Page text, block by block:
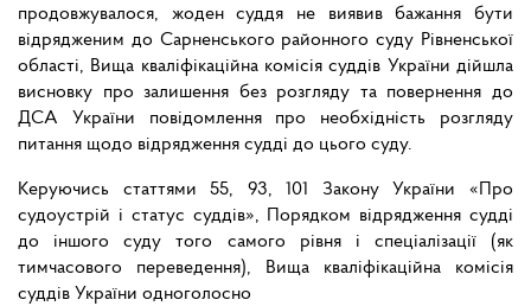
продовжувалося, жоден суддя не виявив бажання бути
відрядженим до Сарненського районного суду Рівненської
області, Вища кваліфікаційна комісія суддів України дійшла
висновку про залишення без розгляду та повернення до
ДСА України повідомлення про необхідність розгляду
питання щодо відрядження судді до цього суду.
Керуючись статтями 55, 93, 101 Закону України «Про
судоустрій і статус суддів», Порядком відрядження судді
до іншого суду того самого рівня і спеціалізації (як
тимчасового переведення), Вища кваліфікаційна комісія
суддів України одноголосно